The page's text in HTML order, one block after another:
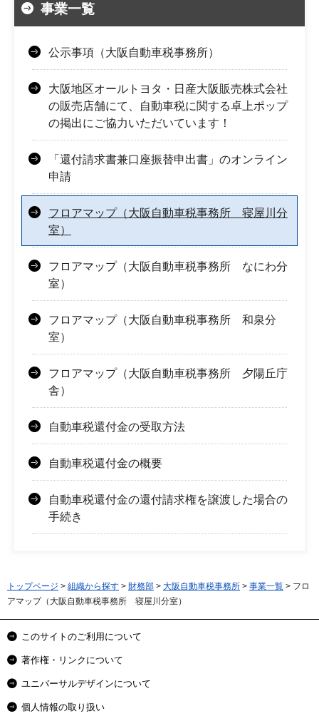
事業一覧
公示事項（大阪自動車税事務所）
大阪地区オールトヨタ・日産大阪販売株式会社
の販売店舗にて、自動車税に関する卓上ポップ
の掲出にご協力いただいています！
「還付請求書兼口座振替申出書」のオンライン
申請
フロアマップ（大阪自動車税事務所 寝屋川分
室）
フロアマップ（大阪自動車税事務所 なにわ分
室）
フロアマップ（大阪自動車税事務所 和泉分
室）
フロアマップ（大阪自動車税事務所 夕陽丘庁
舎）
自動車税還付金の受取方法
自動車税還付金の概要
自動車税還付金の還付請求権を譲渡した場合の
手続き
トップページ > 組織から探す > 財務部 > 大阪自動車税事務所 > 事業一覧 > フロ
アマップ（大阪自動車税事務所 寝屋川分室）
このサイトのご利用について
著作権・リンクについて
ユニバーサルデザインについて
個人情報の取り扱い